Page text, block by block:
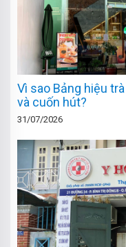
Vì sao Bảng hiệu
và cuốn hút?
31/07/2026